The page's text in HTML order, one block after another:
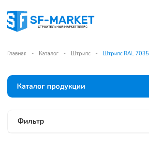
Главная Каталог Штрипс Штрипс RAL 7035
Каталог продукции
Фильтр